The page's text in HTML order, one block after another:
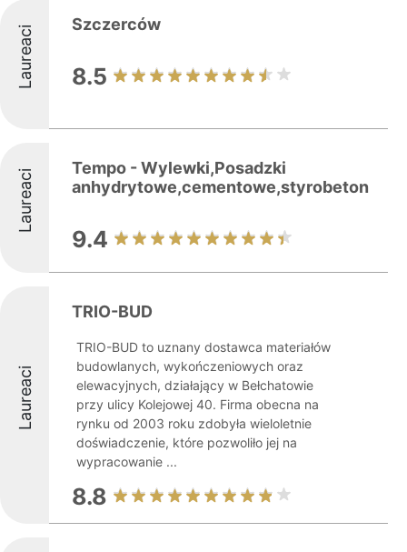
Laureaci Szczerców
8.5
Laureaci
Tempo - Wylewki,Posadzki
anhydrytowe,cementowe,styrobeton
9.4
Laureaci
TRIO-BUD
TRIO-BUD to uznany dostawca materiałów
budowlanych, wykończeniowych oraz
elewacyjnych, działający w Bełchatowie
przy ulicy Kolejowej 40. Firma obecna na
rynku od 2003 roku zdobyła wieloletnie
doświadczenie, które pozwoliło jej na
wypracowanie ...
8.8